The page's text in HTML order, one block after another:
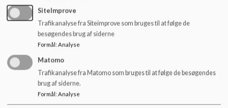
Mål, indhold og dagligdag
Tilmelding og udmelding
Kontakt
Skolebestyrelsen
Skolebestyrelsen
Medlemmer
Referater
Skolebestyrelsens politikker
SiteImprove
Trafikanalyse fra Siteimprove som bruges til at følge de
besøgendes brug af siderne
Formål : Analyse
Matomo
Trafikanalyse fra Matomo som bruges til at følge de besøgendes
brug af siderne.
Formål: Analyse